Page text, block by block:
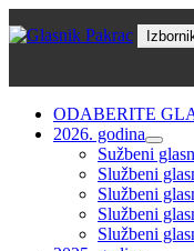
do
ODABERITE
2026. godina
proširi
Sužbeni
Službeni
Službeni
Službeni
Službeni